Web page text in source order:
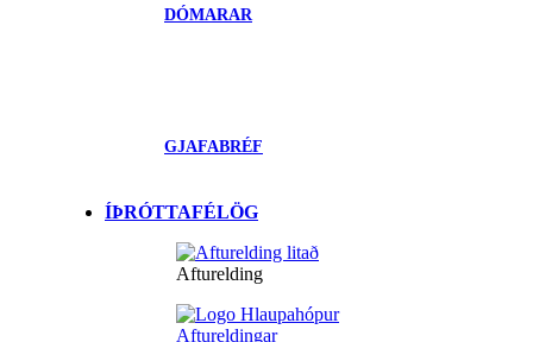
DÓMARAR
GJAFABRÉF
ÍÞRÓTTAFÉLÖG
Afturelding